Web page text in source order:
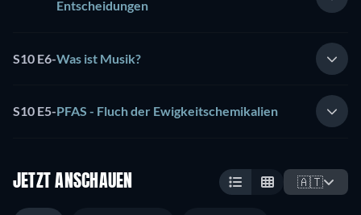
Entscheidungen
S10 E6-Was ist Musik?
S10 E5-PFAS - Fluch der Ewigkeitschemikalien
JETZT ANSCHAUEN 🇦🇹